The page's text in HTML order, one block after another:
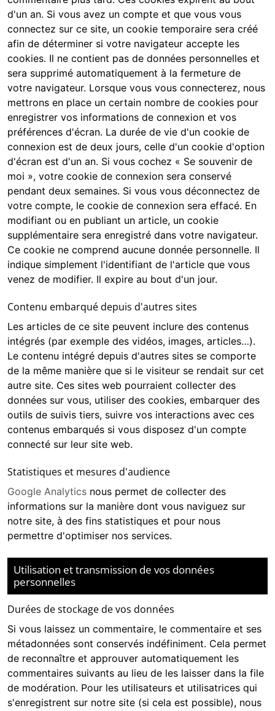
d'un an. Si vous avez un compte et que vous vous
connectez sur ce site, un cookie temporaire sera créé
afin de déterminer si votre navigateur accepte les
cookies. Il ne contient pas de données personnelles et
sera supprimé automatiquement à la fermeture de
votre navigateur. Lorsque vous vous connecterez, nous
mettrons en place un certain nombre de cookies pour
enregistrer vos informations de connexion et vos
préférences d'écran. La durée de vie d'un cookie de
connexion est de deux jours, celle d'un cookie d'option
d'écran est d'un an. Si vous cochez « Se souvenir de
moi », votre cookie de connexion sera conservé
pendant deux semaines. Si vous vous déconnectez de
votre compte, le cookie de connexion sera effacé. En
modifiant ou en publiant un article, un cookie
supplémentaire sera enregistré dans votre navigateur.
Ce cookie ne comprend aucune donnée personnelle. Il
indique simplement l'identifiant de l'article que vous
venez de modifier. Il expire au bout d'un jour.
Contenu embarqué depuis d'autres sites
Les articles de ce site peuvent inclure des contenus
intégrés (par exemple des vidéos, images, articles…).
Le contenu intégré depuis d'autres sites se comporte
de la même manière que si le visiteur se rendait sur cet
autre site. Ces sites web pourraient collecter des
données sur vous, utiliser des cookies, embarquer des
outils de suivis tiers, suivre vos interactions avec ces
contenus embarqués si vous disposez d'un compte
connecté sur leur site web.
Statistiques et mesures d'audience
Google Analytics nous permet de collecter des
informations sur la manière dont vous naviguez sur
notre site, à des fins statistiques et pour nous
permettre d'optimiser nos services.
Utilisation et transmission de vos données
personnelles
Durées de stockage de vos données
Si vous laissez un commentaire, le commentaire et ses
métadonnées sont conservés indéfiniment. Cela permet
de reconnaître et approuver automatiquement les
commentaires suivants au lieu de les laisser dans la file
de modération. Pour les utilisateurs et utilisatrices qui
s'enregistrent sur notre site (si cela est possible), nous